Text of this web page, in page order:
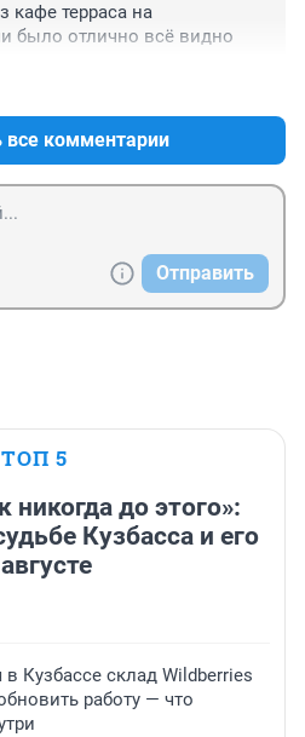
кафе терраса на
было отлично всё видно
все комментарии
Отправить
ТОП 5
никогда до этого»:
Кузбасса и его
Кузбассе склад Wildberries
работу — что